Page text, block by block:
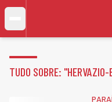
TUDO SOBRE: "HERVAZIO-